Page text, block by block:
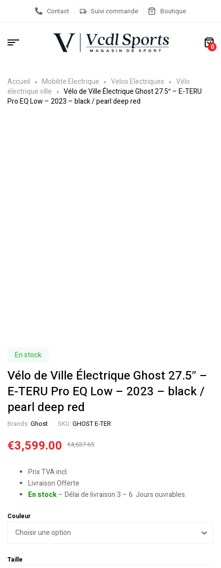
Contact Suivi commande Boutique
0
Accueil Mobilite Electrique Velos Electriques
Vélo
électrique ville
Vélo de Ville Électrique Ghost 27.5″ – E-TERU
Pro EQ Low – 2023 – black / pearl deep red
En stock
Vélo de Ville Électrique Ghost 27.5″ –
E-TERU Pro EQ Low – 2023 – black /
pearl deep red
Brands: Ghost SKU: GHOST E-TER
€4,637.65
€3,599.00
Prix TVA incl.
Livraison Offerte
En stock– Délai de livraison 3 – 6 Jours ouvrables.
Couleur
Taille